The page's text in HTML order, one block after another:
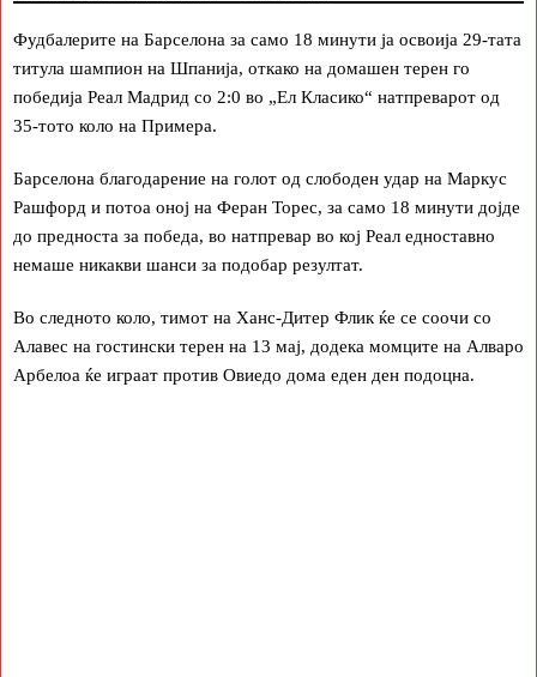
Фудбалерите на Барселона за само 18 минути ја освоија 29-тата
титула шампион на Шпанија, откако на домашен терен го
победија Реал Мадрид со 2:0 во „Ел Класико“ натпреварот од
35-тото коло на Примера.
Барселона благодарение на голот од слободен удар на Маркус
Рашфорд и потоа оној на Феран Торес, за само 18 минути дојде
до предноста за победа, во натпревар во кој Реал едноставно
немаше никакви шанси за подобар резултат.
Во следното коло, тимот на Ханс-Дитер Флик ќе се соочи со
Алавес на гостински терен на 13 мај, додека момците на Алваро
Арбелоа ќе играат против Овиедо дома еден ден подоцна.